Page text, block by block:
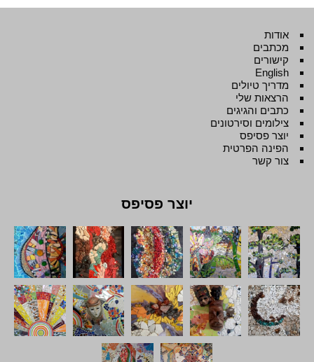
אודות
מכתבים
קישורים
English
מדריך טיולים
הרצאות שלי
כתבים והגיגים
צילומים וסירטונים
יוצר פסיפס
הפינה הפרטית
צור קשר
יוצר פסיפס